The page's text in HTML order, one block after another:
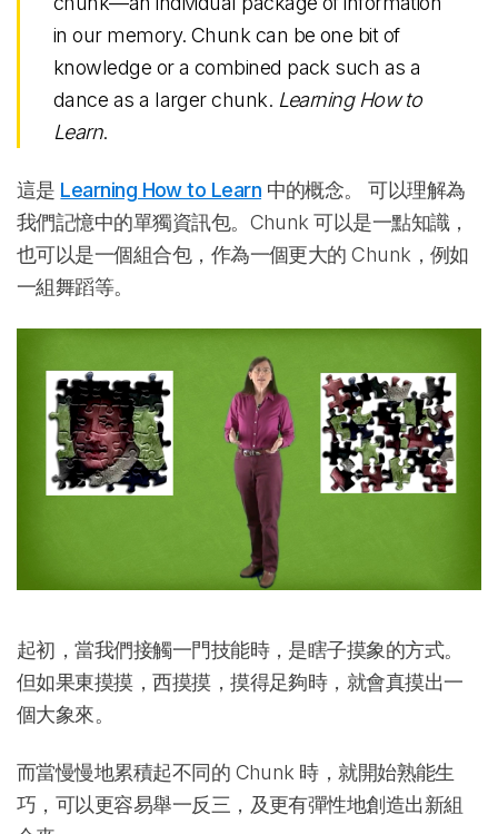
in our memory. Chunk can be one bit of
knowledge or a combined pack such as a
dance as a larger chunk. Learning How to
Learn.
這是 Learning How to Learn 中的概念。 可以理解為
我們記憶中的單獨資訊包。Chunk 可以是一點知識，
也可以是一個組合包，作為一個更大的 Chunk，例如
一組舞蹈等。
起初，當我們接觸一門技能時，是瞎子摸象的方式。
但如果東摸摸，西摸摸，摸得足夠時，就會真摸出一
個大象來。
而當慢慢地累積起不同的 Chunk 時，就開始熟能生
巧，可以更容易舉一反三，及更有彈性地創造出新組